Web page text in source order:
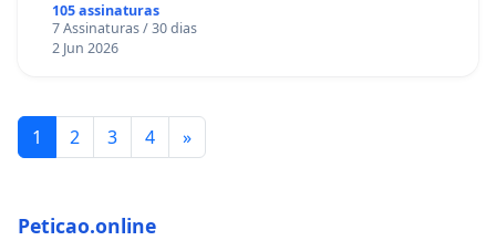
105 assinaturas
7 Assinaturas / 30 dias
2 Jun 2026
1 2 3 4 »
Peticao.online